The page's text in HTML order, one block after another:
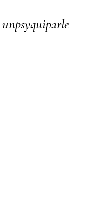
unpsyquiparle